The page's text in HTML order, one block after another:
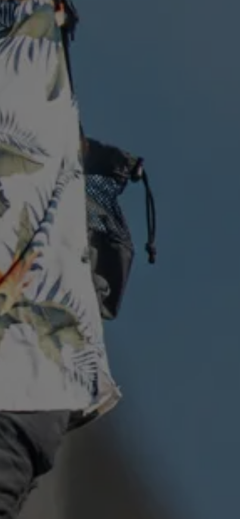
/ 4'7" x 17"
/ 5'1" x 19"
Zubehör
/ 6'2" x 20"
mit spitzer Nase (Directional)